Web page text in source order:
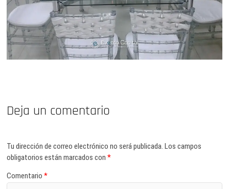
Deja un comentario
Tu dirección de correo electrónico no será publicada. Los campos
obligatorios están marcados con*
Comentario*